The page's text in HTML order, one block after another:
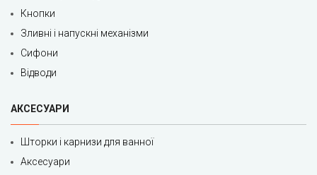
Кнопки
Зливні і напускні механізми
Сифони
Відводи
АКСЕСУАРИ
Шторки і карнизи для ванної
Аксесуари